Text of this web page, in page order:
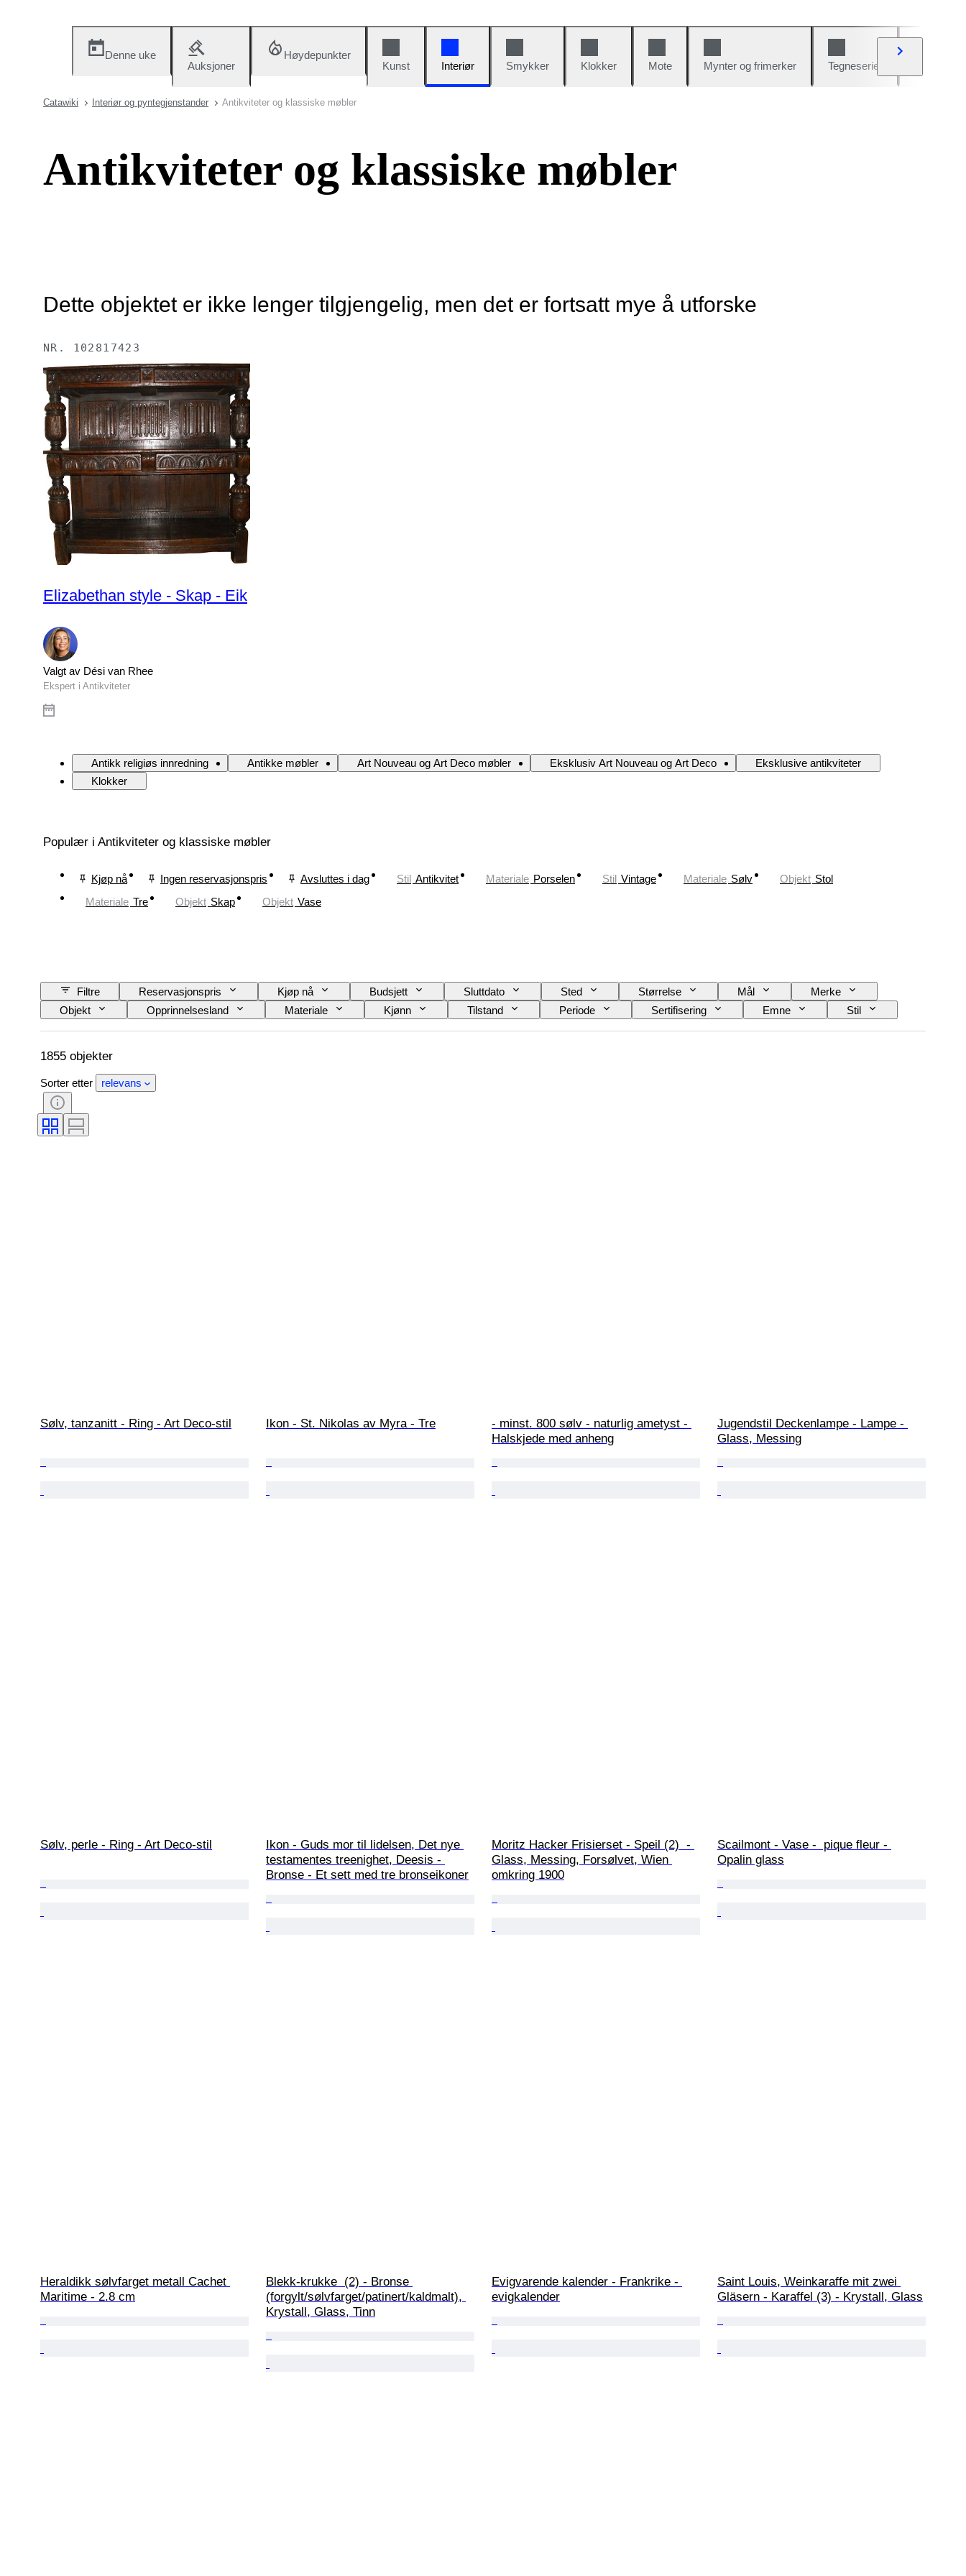
Denne uke
Auksjoner
Høydepunkter
Kunst
Interiør Smykker Klokker Mote Mynter og frimerker Tegneserier
Catawiki Interiør og pyntegjenstander Antikviteter og klassiske møbler
Antikviteter og klassiske møbler
Dette objektet er ikke lenger tilgjengelig, men det er fortsatt mye å utforske
NR. 102817423
Elizabethan style - Skap - Eik
Valgt av Dési van Rhee
Ekspert i Antikviteter
Antikk religiøs innredning Antikke møbler Art Nouveau og Art Deco møbler Eksklusiv Art Nouveau og Art Deco
Eksklusive antikviteter
Klokker
Populær i Antikviteter og klassiske møbler
Kjøp nå Ingen reservasjonspris Avsluttes i dag Stil Antikvitet Materiale Porselen Stil Vintage Materiale Sølv Objekt Stol
Materiale Tre Objekt Skap Objekt Vase
Filtre Reservasjonspris Kjøp nå Budsjett Sluttdato Sted Størrelse Mål
Merke
Objekt
Opprinnelsesland Materiale Kjønn Tilstand Periode Sertifisering Emne
Stil
Signatur
Farge Urverk Striking Type klokke Power Reserve Eske diameter
Original / kopi
1855 objekter
Sorter etter relevans
Sølv, tanzanitt - Ring - Art Deco-stil Ikon - St. Nikolas av Myra - Tre
- minst. 800 sølv - naturlig ametyst -
Halskjede med anheng
Jugendstil Deckenlampe - Lampe -
Glass, Messing
Sølv, perle - Ring - Art Deco-stil
Ikon - Guds mor til lidelsen, Det nye
testamentes treenighet, Deesis -
Bronse - Et sett med tre bronseikoner
Moritz Hacker Frisierset - Speil (2)  -
Glass, Messing, Forsølvet, Wien
omkring 1900
Scailmont - Vase -  pique fleur -
Opalin glass
Heraldikk sølvfarget metall Cachet
Maritime - 2.8 cm
Blekk-krukke  (2) - Bronse
(forgylt/sølvfarget/patinert/kaldmalt),
Krystall, Glass, Tinn
Evigvarende kalender - Frankrike -
evigkalender
Saint Louis, Weinkaraffe mit zwei
Gläsern - Karaffel (3) - Krystall, Glass